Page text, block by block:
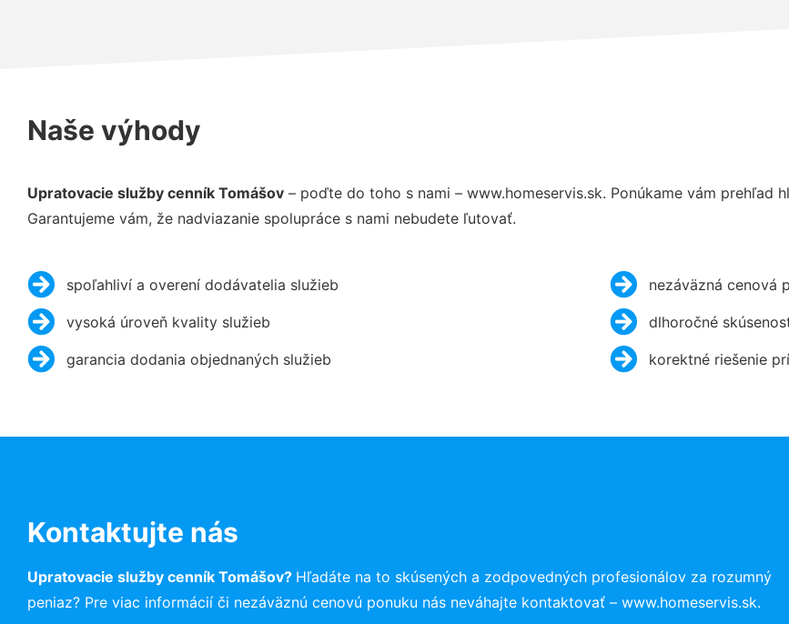
Naše výhody
Upratovacie služby cenník Tomášov – poďte do toho s nami – www.homeservis.sk. Ponúkame vám prehľad
Garantujeme vám, že nadviazanie spolupráce s nami nebudete ľutovať.
spoľahliví a overení dodávatelia služieb
vysoká úroveň kvality služieb
garancia dodania objednaných služieb
nezáväzná cenová
dlhoročné
korektné riešenie
Kontaktujte nás
Upratovacie služby cenník Tomášov? Hľadáte na to skúsených a zodpovedných profesionálov za rozumný
peniaz? Pre viac informácií či nezáväznú cenovú ponuku nás neváhajte kontaktovať – www.homeservis.sk.